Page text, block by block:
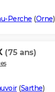
Perche (Orne)
(75 ans)
(Sarthe)